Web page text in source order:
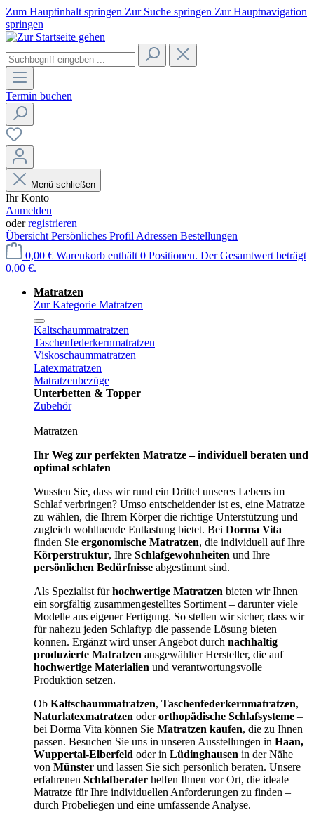
Zum Hauptinhalt springen Zur Suche springen Zur Hauptnavigation
springen
Termin buchen
Menü schließen
Ihr Konto
Anmelden
oderregistrieren
Übersicht Persönliches Profil Adressen Bestellungen
0,00 € Warenkorb enthält 0 Positionen. Der Gesamtwert beträgt
0,00 €.
Matratzen
Zur Kategorie Matratzen
Kaltschaummatratzen
Taschenfederkernmatratzen
Viskoschaummatratzen
Latexmatratzen
Matratzenbezüge
Unterbetten & Topper
Zubehör
Matratzen
Ihr Weg zur perfekten Matratze – individuell beraten und
optimal schlafen
Wussten Sie, dass wir rund ein Drittel unseres Lebens im
Schlaf verbringen? Umso entscheidender ist es, eine Matratze
zu wählen, die Ihrem Körper die richtige Unterstützung und
zugleich wohltuende Entlastung bietet. Bei Dorma Vita
finden Sie ergonomische Matratzen, die individuell auf Ihre
Körperstruktur, Ihre Schlafgewohnheiten und Ihre
persönlichen Bedürfnisse abgestimmt sind.
Als Spezialist fürhochwertige Matratzen bieten wir Ihnen
ein sorgfältig zusammengestelltes Sortiment – darunter viele
Modelle aus eigener Fertigung. So stellen wir sicher, dass wir
für nahezu jeden Schlaftyp die passende Lösung bieten
können. Ergänzt wird unser Angebot durch nachhaltig
produzierte Matratzen ausgewählter Hersteller, die auf
hochwertige Materialien und verantwortungsvolle
Produktion setzen.
Ob Kaltschaummatratzen, Taschenfederkernmatratzen,
Naturlatexmatratzen oderorthopädische Schlafsysteme –
bei Dorma Vita können Sie Matratzen kaufen, die zu Ihnen
passen. Besuchen Sie uns in unseren Ausstellungen in Haan,
Wuppertal-Elberfeld oder in Lüdinghausen in der Nähe
von Münster und lassen Sie sich persönlich beraten. Unsere
erfahrenen Schlafberater helfen Ihnen vor Ort, die ideale
Matratze für Ihre individuellen Anforderungen zu finden –
durch Probeliegen und eine umfassende Analyse.